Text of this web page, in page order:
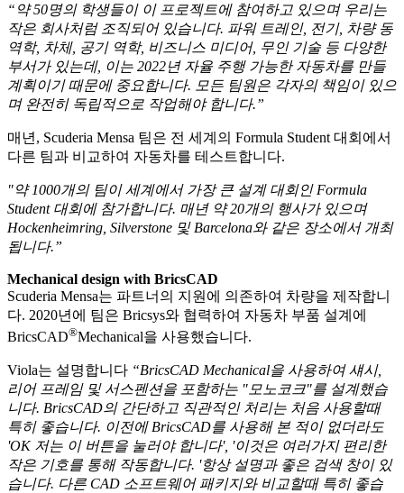
“약 50명의 학생들이 이 프로젝트에 참여하고 있으며 우리는
작은 회사처럼 조직되어 있습니다. 파워 트레인, 전기, 차량 동
역학, 차체, 공기 역학, 비즈니스 미디어, 무인 기술 등 다양한
부서가 있는데, 이는 2022년 자율 주행 가능한 자동차를 만들
계획이기 때문에 중요합니다. 모든 팀원은 각자의 책임이 있으
며 완전히 독립적으로 작업해야 합니다.”
매년, Scuderia Mensa 팀은 전 세계의 Formula Student 대회에서
다른 팀과 비교하여 자동차를 테스트합니다.
"약 1000개의 팀이 세계에서 가장 큰 설계 대회인 Formula
Student 대회에 참가합니다. 매년 약 20개의 행사가 있으며
Hockenheimring, Silverstone 및 Barcelona와 같은 장소에서 개최
됩니다.”
Mechanical design with BricsCAD
Scuderia Mensa는 파트너의 지원에 의존하여 차량을 제작합니
다. 2020년에 팀은 Bricsys와 협력하여 자동차 부품 설계에
BricsCAD®Mechanical을 사용했습니다.
Viola는 설명합니다 “BricsCAD Mechanical을 사용하여 섀시,
리어 프레임 및 서스펜션을 포함하는 "모노코크"를 설계했습
니다. BricsCAD의 간단하고 직관적인 처리는 처음 사용할때
특히 좋습니다. 이전에 BricsCAD를 사용해 본 적이 없더라도
'OK 저는 이 버튼을 눌러야 합니다', '이것은 여러가지 편리한
작은 기호를 통해 작동합니다. '항상 설명과 좋은 검색 창이 있
습니다. 다른 CAD 소프트웨어 패키지와 비교할때 특히 좋습